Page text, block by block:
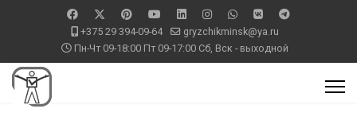
+375 29 394-09-64
gryzchikminsk@ya.ru
Пн-Чт 09-18:00 Пт 09-17:00 Сб, Вск - выходной